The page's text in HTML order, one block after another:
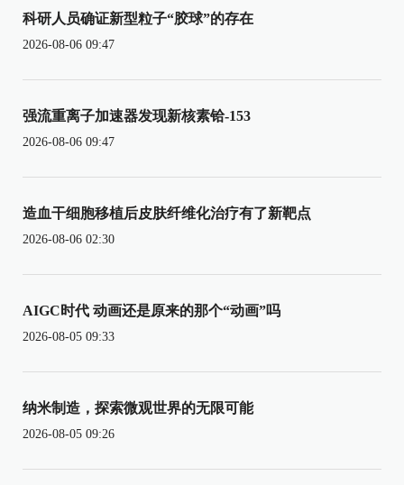
科研人员确证新型粒子“胶球”的存在
2026-08-06 09:47
强流重离子加速器发现新核素铪-153
2026-08-06 09:47
造血干细胞移植后皮肤纤维化治疗有了新靶点
2026-08-06 02:30
AIGC时代 动画还是原来的那个“动画”吗
2026-08-05 09:33
纳米制造，探索微观世界的无限可能
2026-08-05 09:26